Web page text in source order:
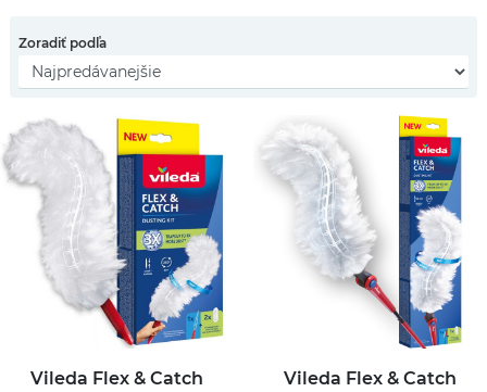
Zoradiť podľa
Vileda Flex & Catch
Vileda Flex & Catch